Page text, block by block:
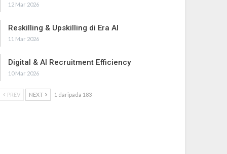
12 Mar 2026
Reskilling & Upskilling di Era AI
11 Mar 2026
Digital & AI Recruitment Efficiency
10 Mar 2026
PREV NEXT 1 daripada 183